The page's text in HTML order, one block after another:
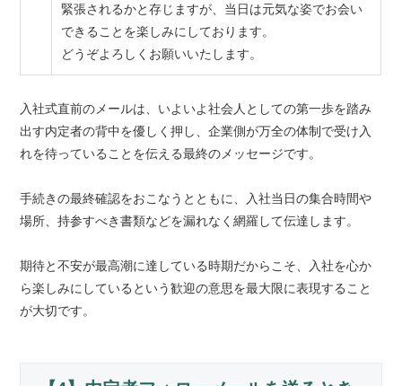
緊張されるかと存じますが、当日は元気な姿でお会い
できることを楽しみにしております。
どうぞよろしくお願いいたします。
入社式直前のメールは、いよいよ社会人としての第一歩を踏み
出す内定者の背中を優しく押し、企業側が万全の体制で受け入
れを待っていることを伝える最終のメッセージです。
手続きの最終確認をおこなうとともに、入社当日の集合時間や
場所、持参すべき書類などを漏れなく網羅して伝達します。
期待と不安が最高潮に達している時期だからこそ、入社を心か
ら楽しみにしているという歓迎の意思を最大限に表現すること
が大切です。